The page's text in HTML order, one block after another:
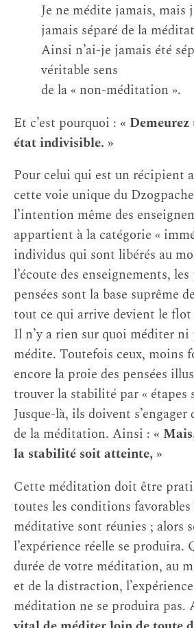
Je ne médite jamais, mais
jamais séparé de la
Ainsi n’ai-je jamais été
véritable sens
de la « non-méditation ».
Et c’est pourquoi : «
état indivisible. »
Pour celui qui est un récipient
cette voie unique du
l’intention même des
appartient à la catégorie «
individus qui sont libérés au
l’écoute des enseignements,
pensées sont la base suprême
tout ce qui arrive devient le flot
Il n’y a rien sur quoi méditer ni
médite. Toutefois ceux, moins
encore la proie des pensées
trouver la stabilité par « étapes
Jusque-là, ils doivent
de la méditation. Ainsi : «
la stabilité soit atteinte, »
Cette méditation doit être
toutes les conditions
méditative sont réunies ; alors
l’expérience réelle se produira.
durée de votre méditation, au
et de la distraction,
méditation ne se produira pas.